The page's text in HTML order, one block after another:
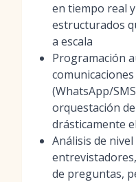
en tiempo real
estructurados
a escala
Programación
(WhatsApp/
orquestación
drásticamente
Análisis de
de preguntas,